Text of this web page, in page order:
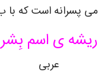
پسرانه است که
ریشه ی اسم بِشر
عربی